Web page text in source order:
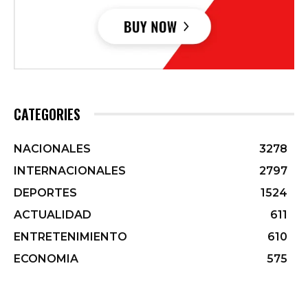
CATEGORIES
NACIONALES
3278
INTERNACIONALES
2797
DEPORTES
1524
ACTUALIDAD
611
ENTRETENIMIENTO
610
ECONOMIA
575